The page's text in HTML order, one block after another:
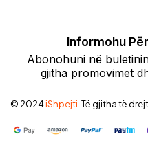
Informohu
Abonohuni në
gjitha promovimet
© 2024iShpejti. Të gjitha të